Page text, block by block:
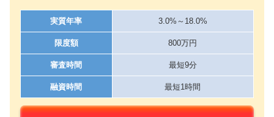
実質年率 3.0%～18.0%
限度額 800万円
審査時間 最短9分
融資時間 最短1時間